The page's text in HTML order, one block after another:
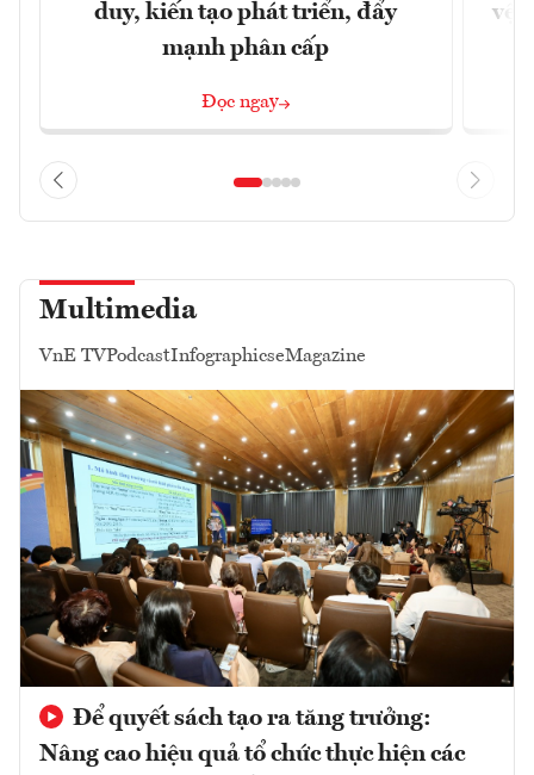
duy, kiến tạo phát triển, đẩy
mạnh phân cấp
Đọc ngay
vệ
Multimedia
VnE TVPodcastInfographicseMagazine
Để quyết sách tạo ra tăng trưởng:
Nâng cao hiệu quả tổ chức thực hiện các